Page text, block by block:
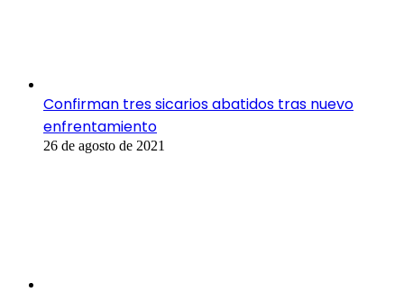
Confirman tres sicarios abatidos tras nuevo
enfrentamiento
26 de agosto de 2021